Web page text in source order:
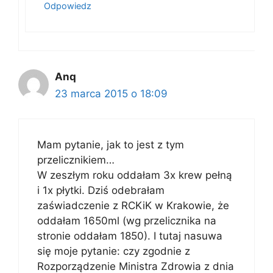
Odpowiedz
Anq
23 marca 2015 o 18:09
Mam pytanie, jak to jest z tym
przelicznikiem…
W zeszłym roku oddałam 3x krew pełną
i 1x płytki. Dziś odebrałam
zaświadczenie z RCKiK w Krakowie, że
oddałam 1650ml (wg przelicznika na
stronie oddałam 1850). I tutaj nasuwa
się moje pytanie: czy zgodnie z
Rozporządzenie Ministra Zdrowia z dnia